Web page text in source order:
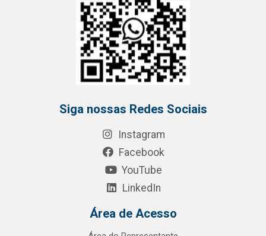
Siga nossas Redes Sociais
Instagram
Facebook
YouTube
LinkedIn
Área de Acesso